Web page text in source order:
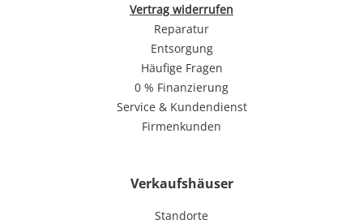
Vertrag widerrufen
Reparatur
Entsorgung
Häufige Fragen
0 % Finanzierung
Service & Kundendienst
Firmenkunden
Verkaufshäuser
Standorte